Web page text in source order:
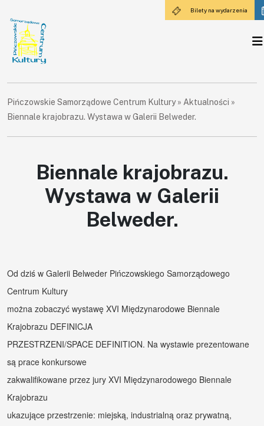
Aktualności
Aktualności
UTW
O
nas
Bilety na wydarzenia
Pińczowskie Samorządowe Centrum Kultury» Aktualności »
Biennale krajobrazu. Wystawa w Galerii Belweder.
Biennale krajobrazu.
Wystawa w Galerii
Belweder.
Od dziś w Galerii Belweder Pińczowskiego Samorządowego
Centrum Kultury
można zobaczyć wystawę XVI Międzynarodowe Biennale
Krajobrazu DEFINICJA
PRZESTRZENI/SPACE DEFINITION. Na wystawie prezentowane
są prace konkursowe
zakwalifikowane przez jury XVI Międzynarodowego Biennale
Krajobrazu
ukazujące przestrzenie: miejską, industrialną oraz prywatną,